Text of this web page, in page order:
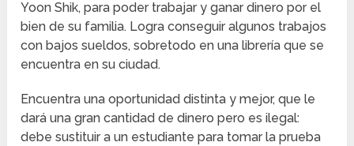
Yoon Shik, para poder trabajar y ganar dinero por el
bien de su familia. Logra conseguir algunos trabajos
con bajos sueldos, sobretodo en una librería que se
encuentra en su ciudad.
Encuentra una oportunidad distinta y mejor, que le
dará una gran cantidad de dinero pero es ilegal:
debe sustituir a un estudiante para tomar la prueba